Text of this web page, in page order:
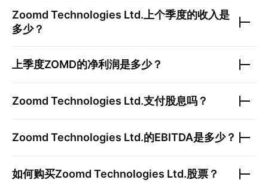
Zoomd Technologies Ltd. 上个季度的收入是
多少？
上季度ZOMD的净利润是多少？
Zoomd Technologies Ltd.支付股息吗？
Zoomd Technologies Ltd.的EBITDA是多少？
如何购买Zoomd Technologies Ltd.股票？